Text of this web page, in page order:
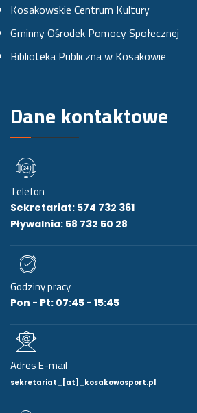
k
u
a
m
i
Kosakowskie Centrum Kultury
Gminny Ośrodek Pomocy Społecznej
Biblioteka Publiczna w Kosakowie
Dane kontaktowe
Telefon
Sekretariat: 574 732 361
Pływalnia: 58 732 50 28
Godziny pracy
Pon - Pt: 07:45 - 15:45
Adres E-mail
sekretariat_[at]_kosakowosport.pl